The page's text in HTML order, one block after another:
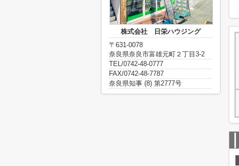
株式会社 日栄ハウジング
〒631-0078
奈良県奈良市富雄元町２丁目3-2
TEL/0742-48-0777
FAX/0742-48-7787
奈良県知事 (8) 第2777号